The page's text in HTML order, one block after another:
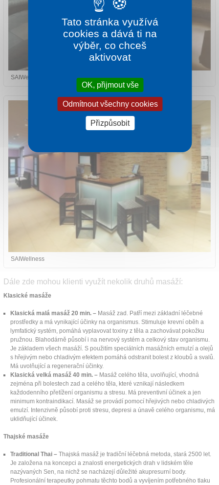
SAIWellness
SAIWellness
Dále zde mohou klienti využít nekolik druhů masáží:
Klasické masáže
Klasická malá masáž 20 min. – Masáž zad. Patří mezi základní léčebné
prostředky a má vynikající účinky na organismus. Stimuluje krevní oběh a
lymfatický systém, pomáhá vyplavovat toxiny z těla a zachovávat pokožku
pružnou. Blahodárně působí i na nervový systém a celkový stav organismu.
Je základem všech masáží. S použitím speciálních masážních emulzí a olejů
s hřejivým nebo chladivým efektem pomáhá odstranit bolest z kloubů a svalů.
Má uvolňující a regenerační účinky.
Klasická velká masáž 40 min. – Masáž celého těla, uvolňující, vhodná
zejména při bolestech zad a celého těla, které vznikají následkem
každodenního přetížení organismu a stresu. Má preventivní účinek a jen
minimum kontraindikací. Masáž se provádí pomocí hřejivých nebo chladivých
emulzí. Intenzivně působí proti stresu, depresi a únavě celého organismu, má
uklidňující účinek.
Thajské masáže
Traditional Thai – Thajská masáž je tradiční léčebná metoda, stará 2500 let.
Je založena na koncepci a znalosti energetických drah v lidském těle
nazývaných Sen, na nichž se nacházejí důležité akupresurní body.
Profesionální terapeutky pohmatu těchto bodů a vyvíjením potřebného tlaku
Tato stránka využívá
cookies a dává ti na
výběr, co chceš
aktivovat
OK, přijmout vše
Odmítnout všechny cookies
Přizpůsobit